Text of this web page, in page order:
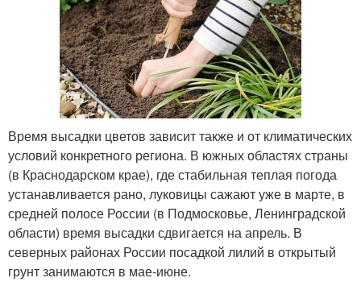
Время высадки цветов зависит также и от климатических
условий конкретного региона. В южных областях страны
(в Краснодарском крае), где стабильная теплая погода
устанавливается рано, луковицы сажают уже в марте, в
средней полосе России (в Подмосковье, Ленинградской
области) время высадки сдвигается на апрель. В
северных районах России посадкой лилий в открытый
грунт занимаются в мае-июне.